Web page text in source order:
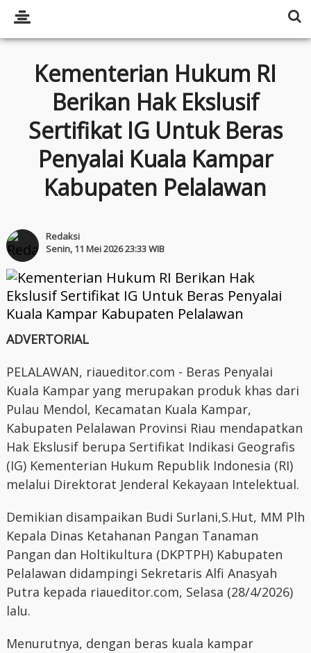
Kementerian Hukum RI
Berikan Hak Ekslusif
Sertifikat IG Untuk Beras
Penyalai Kuala Kampar
Kabupaten Pelalawan
Redaksi
Senin, 11 Mei 2026 23:33 WIB
ADVERTORIAL
PELALAWAN, riaueditor.com - Beras Penyalai
Kuala Kampar yang merupakan produk khas dari
Pulau Mendol, Kecamatan Kuala Kampar,
Kabupaten Pelalawan Provinsi Riau mendapatkan
Hak Ekslusif berupa Sertifikat Indikasi Geografis
(IG) Kementerian Hukum Republik Indonesia (RI)
melalui Direktorat Jenderal Kekayaan Intelektual.
Demikian disampaikan Budi Surlani,S.Hut, MM Plh
Kepala Dinas Ketahanan Pangan Tanaman
Pangan dan Holtikultura (DKPTPH) Kabupaten
Pelalawan didampingi Sekretaris Alfi Anasyah
Putra kepada riaueditor.com, Selasa (28/4/2026)
lalu.
Menurutnya, dengan beras kuala kampar